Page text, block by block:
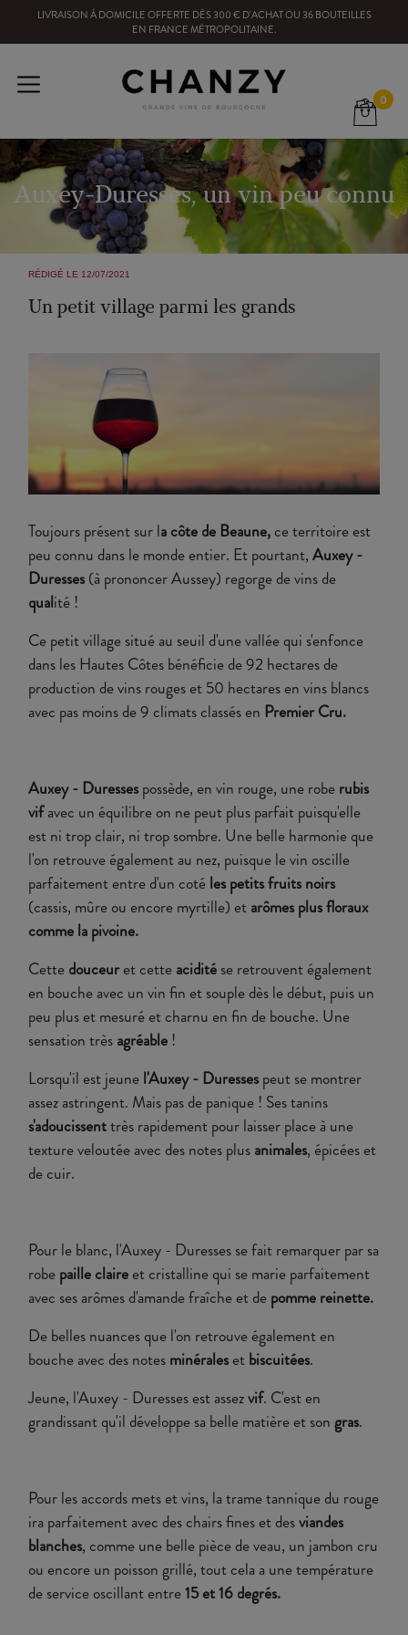
LIVRAISON À DOMICILE OFFERTE DÈS300€ D'ACHAT OU 36BOUTEILLES
EN FRANCE MÉTROPOLITAINE.
0
Auxey-Duresses, un vin peu connu
RÉDIGÉ LE 12/07/2021
Un petit village parmi les grands
Toujours présent sur la côte de Beaune,ce territoire est
peu connu dans le monde entier. Et pourtant,Auxey -
Duresses(à prononcer Aussey) regorge de vins de
qualité !
Ce petit village situé au seuil d'une vallée qui s'enfonce
dans les Hautes Côtes bénéficie de 92 hectares de
production de vins rouges et 50 hectares en vins blancs
avec pas moins de 9 climats classés en Premier Cru.
Auxey - Duressespossède, en vin rouge, une robe rubis
vifavec un équilibre on ne peut plus parfait puisqu'elle
est ni trop clair, ni trop sombre. Une belle harmonie que
l'on retrouve également au nez, puisque le vin oscille
parfaitement entre d'un coté les petits fruits noirs
(cassis, mûre ou encore myrtille) et arômes plus floraux
comme la pivoine.
Cette douceuret cette acidité se retrouvent également
en bouche avec un vin fin et souple dès le début, puis un
peu plus et mesuré et charnu en fin de bouche. Une
sensation très agréable !
Lorsqu'il est jeune l'Auxey - Duressespeut se montrer
assez astringent. Mais pas de panique ! Ses tanins
s'adoucissenttrès rapidement pour laisser place à une
texture veloutée avec des notes plus animales, épicées et
de cuir.
Pour le blanc, l'Auxey - Duresses se fait remarquer par sa
robe paille claireet cristalline qui se marie parfaitement
avec ses arômes d'amande fraîche et de pomme reinette.
De belles nuances que l'on retrouve également en
bouche avec des notes minéraleset biscuitées.
Jeune, l'Auxey - Duresses est assezvif. C'est en
grandissant qu'il développe sa belle matière et songras.
Pour les accords mets et vins, la trame tannique du rouge
ira parfaitement avec des chairs fines et desviandes
blanches, comme une belle pièce de veau, un jambon cru
ou encore un poisson grillé, tout cela a une température
de service oscillant entre15 et 16 degrés.